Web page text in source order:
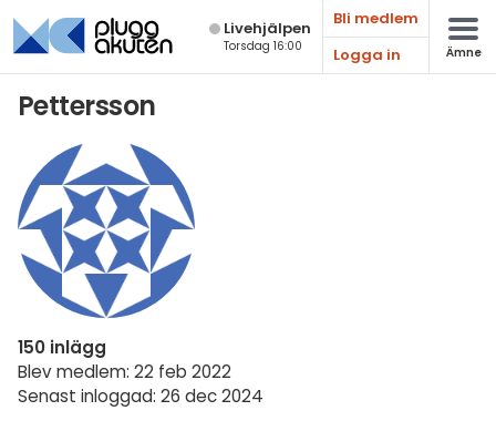
Live­hjälpen
Torsdag 16:00
Bli medlem
Logga in
Ämne
Pettersson
150 inlägg
Blev medlem: 22 feb 2022
Senast inloggad: 26 dec 2024
Matematik
Engelska